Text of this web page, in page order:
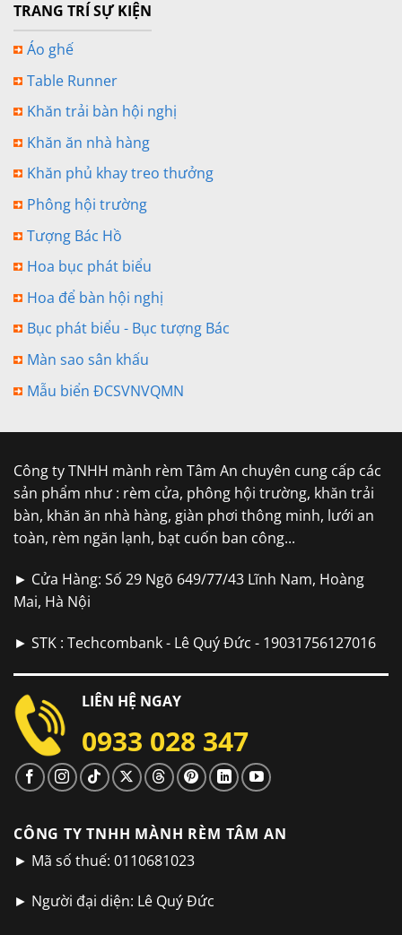
TRANG TRÍ SỰ KIỆN
Áo ghế
Table Runner
Khăn trải bàn hội nghị
Khăn ăn nhà hàng
Khăn phủ khay treo thưởng
Phông hội trường
Tượng Bác Hồ
Hoa bục phát biểu
Hoa để bàn hội nghị
Bục phát biểu - Bục tượng Bác
Màn sao sân khấu
Mẫu biển ĐCSVNVQMN
Công ty TNHH mành rèm Tâm An chuyên cung cấp các
sản phẩm như : rèm cửa, phông hội trường, khăn trải
bàn, khăn ăn nhà hàng, giàn phơi thông minh, lưới an
toàn, rèm ngăn lạnh, bạt cuốn ban công...
► Cửa Hàng: Số 29 Ngõ 649/77/43 Lĩnh Nam, Hoàng
Mai, Hà Nội
► STK : Techcombank - Lê Quý Đức - 19031756127016
LIÊN HỆ NGAY
0933 028 347
CÔNG TY TNHH MÀNH RÈM TÂM AN
► Mã số thuế: 0110681023
► Người đại diện: Lê Quý Đức